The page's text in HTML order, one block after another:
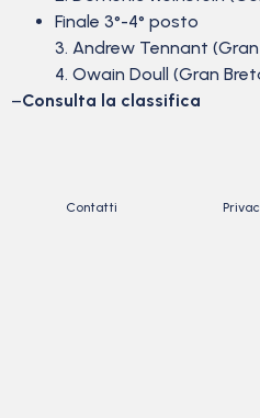
Finale 3°-4° posto
3. Andrew Tennant (Gran
4. Owain Doull (Gran
–Consulta la classifica
Contatti